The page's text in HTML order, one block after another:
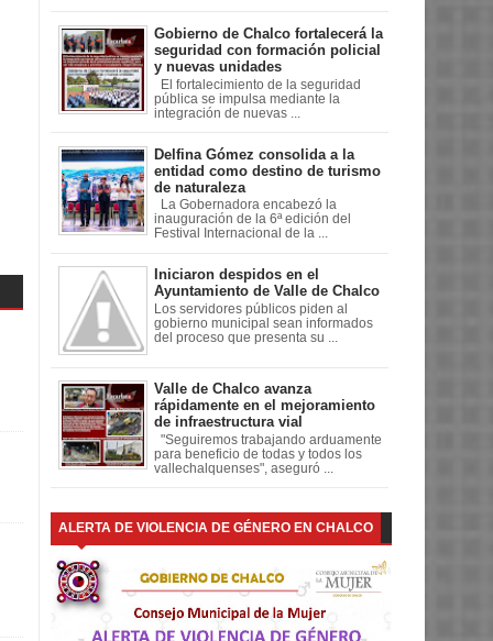
Gobierno de Chalco fortalecerá la
seguridad con formación policial
y nuevas unidades
El fortalecimiento de la seguridad
pública se impulsa mediante la
integración de nuevas ...
Delfina Gómez consolida a la
entidad como destino de turismo
de naturaleza
La Gobernadora encabezó la
inauguración de la 6ª edición del
Festival Internacional de la ...
Iniciaron despidos en el
Ayuntamiento de Valle de Chalco
Los servidores públicos piden al
gobierno municipal sean informados
del proceso que presenta su ...
Valle de Chalco avanza
rápidamente en el mejoramiento
de infraestructura vial
"Seguiremos trabajando arduamente
para beneficio de todas y todos los
vallechalquenses", aseguró ...
ALERTA DE VIOLENCIA DE GÉNERO EN CHALCO